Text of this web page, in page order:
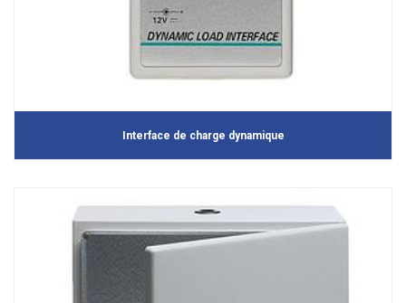
Interface de charge dynamique